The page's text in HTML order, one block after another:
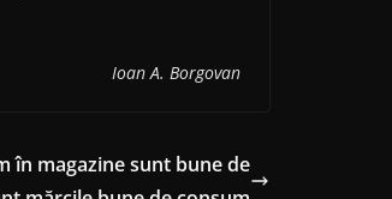
Ioan A. Borgovan
în magazine sunt bune de